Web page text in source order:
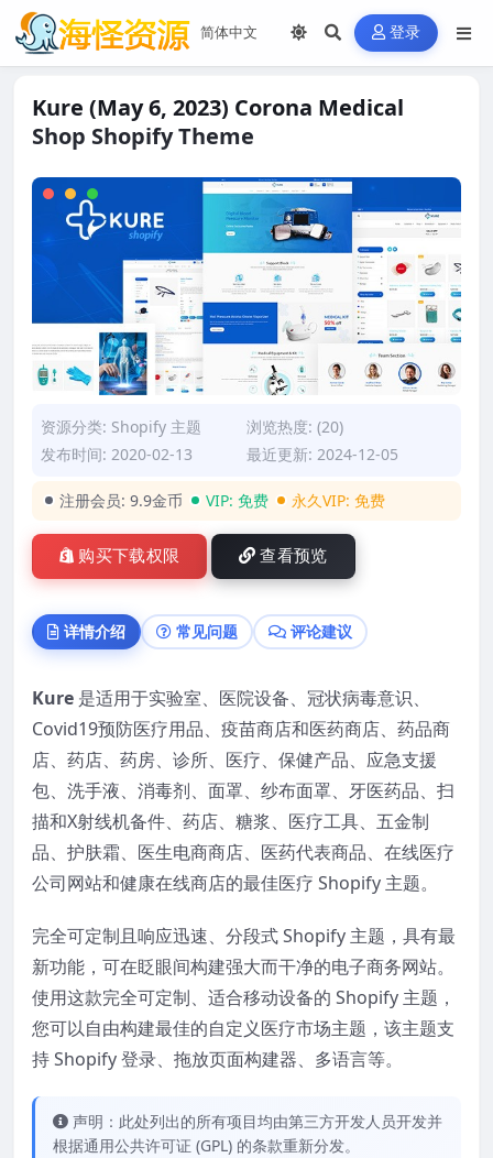
登录
Kure (May 6, 2023) Corona Medical
Shop Shopify Theme
资源分类: Shopify 主题
浏览热度: (20)
发布时间: 2020-02-13
最近更新: 2024-12-05
注册会员: 9.9金币 VIP: 免费 永久VIP: 免费
购买下载权限 查看预览
详情介绍 常见问题 评论建议
Kure 是适用于实验室、医院设备、冠状病毒意识、
Covid19预防医疗用品、疫苗商店和医药商店、药品商
店、药店、药房、诊所、医疗、保健产品、应急支援
包、洗手液、消毒剂、面罩、纱布面罩、牙医药品、扫
描和X射线机备件、药店、糖浆、医疗工具、五金制
品、护肤霜、医生电商商店、医药代表商品、在线医疗
公司网站和健康在线商店的最佳医疗 Shopify 主题。
完全可定制且响应迅速、分段式 Shopify 主题，具有最
新功能，可在眨眼间构建强大而干净的电子商务网站。
使用这款完全可定制、适合移动设备的 Shopify 主题，
您可以自由构建最佳的自定义医疗市场主题，该主题支
持 Shopify 登录、拖放页面构建器、多语言等。
声明：此处列出的所有项目均由第三方开发人员开发并
根据通用公共许可证 (GPL) 的条款重新分发。